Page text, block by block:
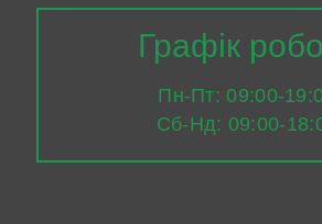
Графік
Пн-Пт: 09:00-
Сб-Нд: 09:00-